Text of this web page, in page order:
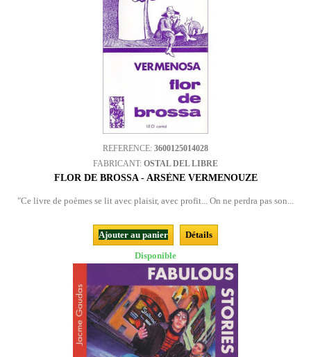
REFERENCE: 3600125014028
FABRICANT: OSTAL DEL LIBRE
FLOR DE BROSSA - ARSÈNE VERMENOUZE
"Ce livre de poèmes se lit avec plaisir, avec profit... On ne perdra pas son...
Ajouter au panier
Détails
Disponible